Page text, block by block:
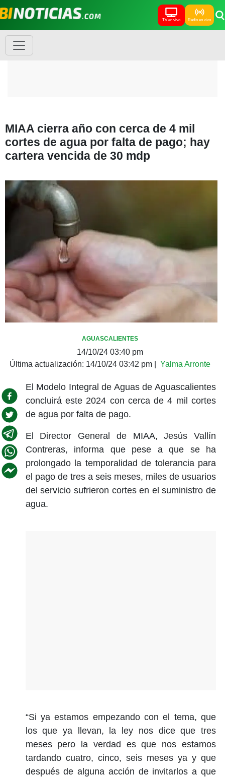
TV en vivo Radio en vivo
MIAA cierra año con cerca de 4 mil
cortes de agua por falta de pago; hay
cartera vencida de 30 mdp
AGUASCALIENTES
14/10/24 03:40 pm
Última actualización: 14/10/24 03:42 pm Yalma Arronte
El Modelo Integral de Aguas de Aguascalientes
concluirá este 2024 con cerca de 4 mil cortes
de agua por falta de pago.
El Director General de MIAA, Jesús Vallín
Contreras, informa que pese a que se ha
prolongado la temporalidad de tolerancia para
el pago de tres a seis meses, miles de usuarios
del servicio sufrieron cortes en el suministro de
agua.
“Si ya estamos empezando con el tema, que
los que ya llevan, la ley nos dice que tres
meses pero la verdad es que nos estamos
tardando cuatro, cinco, seis meses ya y que
después de alguna acción de invitarlos a que